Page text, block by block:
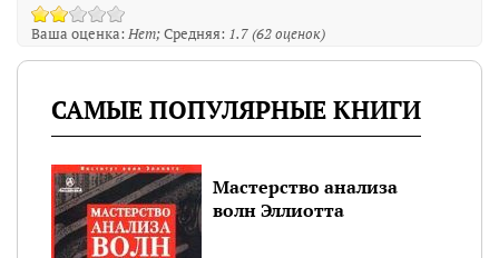
Ваша оценка:Нет Средняя: 1.7(62оценок)
САМЫЕ ПОПУЛЯРНЫЕ КНИГИ
Мастерство анализа
волн Эллиотта